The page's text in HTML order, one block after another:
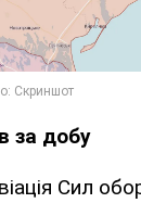
за добу
Сил